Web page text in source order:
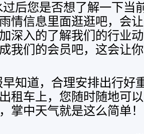
过后您是否想了解一下当
情信息里面逛逛吧，会
深入的了解我们的行业
我们的会员吧，这会让
早知道，合理安排出行好
租车上，您随时随地可
掌中天气就是这么简单！